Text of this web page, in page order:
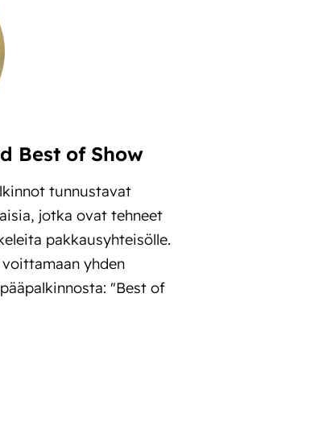
Best of Show
tunnustavat
jotka ovat tehneet
pakkausyhteisölle.
yhden
"Best of